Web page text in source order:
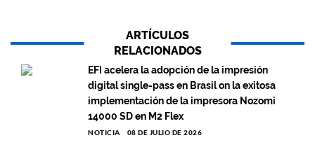
ARTÍCULOS
RELACIONADOS
EFI acelera la adopción de la impresión
digital single-pass en Brasil on la exitosa
implementación de la impresora Nozomi
14000 SD en M2 Flex
NOTICIA 08 DE JULIO DE 2026